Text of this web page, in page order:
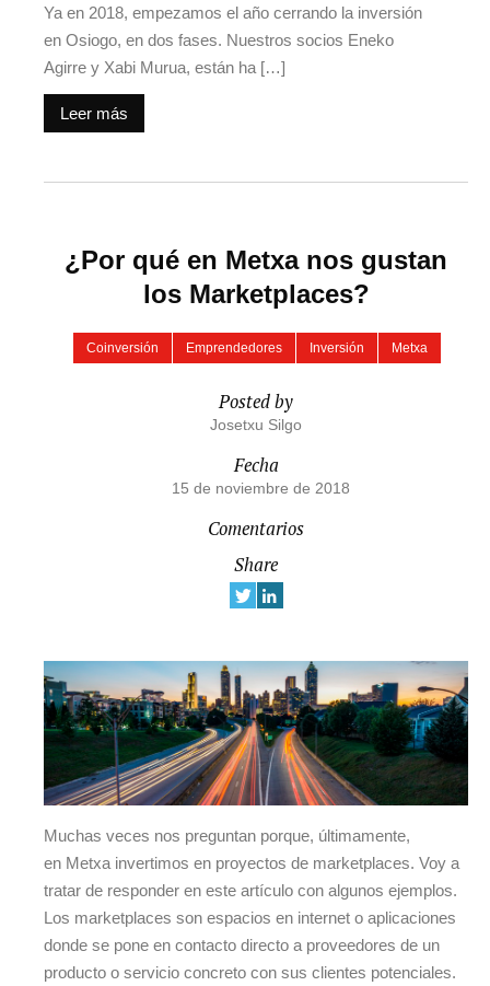
Ya en 2018, empezamos el año cerrando la inversión
en Osiogo, en dos fases. Nuestros socios Eneko
Agirre y Xabi Murua, están ha […]
Leer más
¿Por qué en Metxa nos gustan
los Marketplaces?
Coinversión Emprendedores Inversión Metxa
Posted by
Josetxu Silgo
Fecha
15 de noviembre de 2018
Comentarios
Share
Muchas veces nos preguntan porque, últimamente,
en Metxa invertimos en proyectos de marketplaces. Voy a
tratar de responder en este artículo con algunos ejemplos.
Los marketplaces son espacios en internet o aplicaciones
donde se pone en contacto directo a proveedores de un
producto o servicio concreto con sus clientes potenciales.